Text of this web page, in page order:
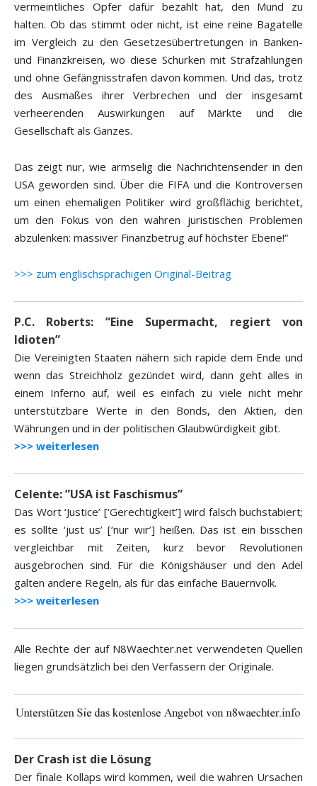
vermeintliches Opfer dafür bezahlt hat, den Mund zu
halten. Ob das stimmt oder nicht, ist eine reine Bagatelle
im Vergleich zu den Gesetzesübertretungen in Banken-
und Finanzkreisen, wo diese Schurken mit Strafzahlungen
und ohne Gefängnisstrafen davon kommen. Und das, trotz
des Ausmaßes ihrer Verbrechen und der insgesamt
verheerenden Auswirkungen auf Märkte und die
Gesellschaft als Ganzes.
Das zeigt nur, wie armselig die Nachrichtensender in den
USA geworden sind. Über die FIFA und die Kontroversen
um einen ehemaligen Politiker wird großflächig berichtet,
um den Fokus von den wahren juristischen Problemen
abzulenken: massiver Finanzbetrug auf höchster Ebene!“
>>> zum englischsprachigen Original-Beitrag
P.C. Roberts: ”Eine Supermacht, regiert von
Idioten”
Die Vereinigten Staaten nähern sich rapide dem Ende und
wenn das Streichholz gezündet wird, dann geht alles in
einem Inferno auf, weil es einfach zu viele nicht mehr
unterstützbare Werte in den Bonds, den Aktien, den
Währungen und in der politischen Glaubwürdigkeit gibt.
>>> weiterlesen
Celente: ”USA ist Faschismus”
Das Wort ‘Justice’ [‘Gerechtigkeit’] wird falsch buchstabiert;
es sollte ‘just us’ [‘nur wir’] heißen. Das ist ein bisschen
vergleichbar mit Zeiten, kurz bevor Revolutionen
ausgebrochen sind. Für die Königshäuser und den Adel
galten andere Regeln, als für das einfache Bauernvolk.
>>> weiterlesen
Alle Rechte der auf N8Waechter.net verwendeten Quellen
liegen grundsätzlich bei den Verfassern der Originale.
Der Crash ist die Lösung
Der finale Kollaps wird kommen, weil die wahren Ursachen